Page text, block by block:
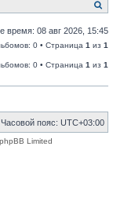
о
с
время: 08 авг 2026, 15:45
0 • Страница 1 из 1
0 • Страница 1 из 1
Часовой пояс: UTC+03:00
Limited